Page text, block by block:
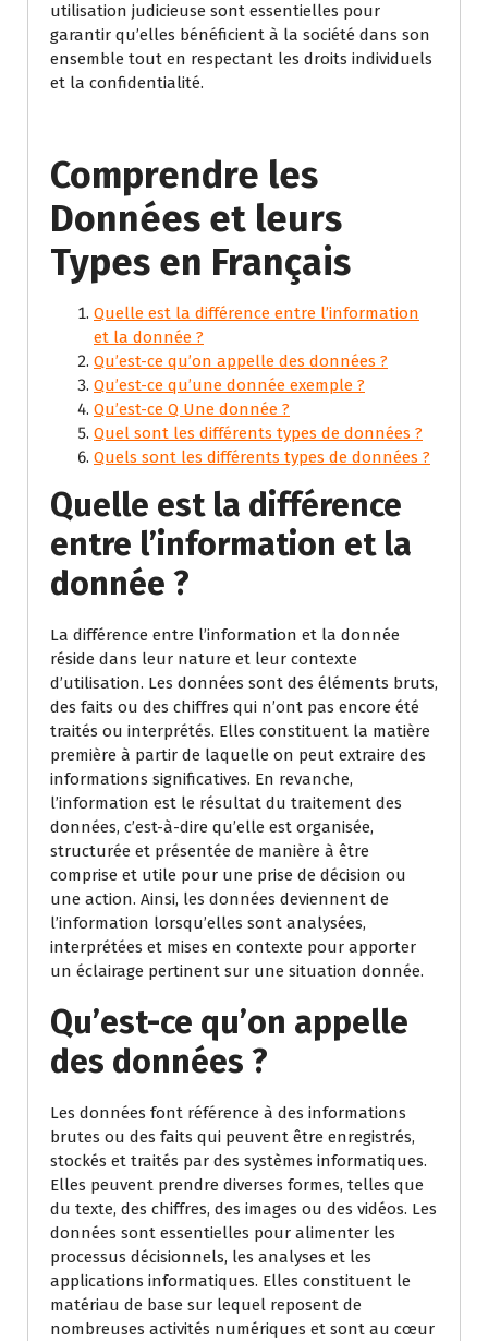
utilisation judicieuse sont essentielles pour
garantir qu’elles bénéficient à la société dans son
ensemble tout en respectant les droits individuels
et la confidentialité.
Comprendre les
Données et leurs
Types en Français
Quelle est la différence entre l’information
et la donnée ?
Qu’est-ce qu’on appelle des données ?
Qu’est-ce qu’une donnée exemple ?
Qu’est-ce Q Une donnée ?
Quel sont les différents types de données ?
Quels sont les différents types de données ?
Quelle est la différence
entre l’information et la
donnée ?
La différence entre l’information et la donnée
réside dans leur nature et leur contexte
d’utilisation. Les données sont des éléments bruts,
des faits ou des chiffres qui n’ont pas encore été
traités ou interprétés. Elles constituent la matière
première à partir de laquelle on peut extraire des
informations significatives. En revanche,
l’information est le résultat du traitement des
données, c’est-à-dire qu’elle est organisée,
structurée et présentée de manière à être
comprise et utile pour une prise de décision ou
une action. Ainsi, les données deviennent de
l’information lorsqu’elles sont analysées,
interprétées et mises en contexte pour apporter
un éclairage pertinent sur une situation donnée.
Qu’est-ce qu’on appelle
des données ?
Les données font référence à des informations
brutes ou des faits qui peuvent être enregistrés,
stockés et traités par des systèmes informatiques.
Elles peuvent prendre diverses formes, telles que
du texte, des chiffres, des images ou des vidéos. Les
données sont essentielles pour alimenter les
processus décisionnels, les analyses et les
applications informatiques. Elles constituent le
matériau de base sur lequel reposent de
nombreuses activités numériques et sont au cœur